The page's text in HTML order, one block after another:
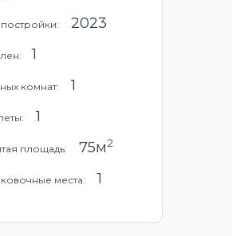
постройки: 2023
1
комнат: 1
1
площадь: 75м2
места: 1